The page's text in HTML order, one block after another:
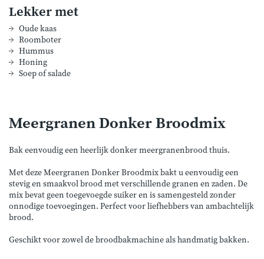
Lekker met
Oude kaas
Roomboter
Hummus
Honing
Soep of salade
Meergranen Donker Broodmix
Bak eenvoudig een heerlijk donker meergranenbrood thuis.
Met deze Meergranen Donker Broodmix bakt u eenvoudig een
stevig en smaakvol brood met verschillende granen en zaden. De
mix bevat geen toegevoegde suiker en is samengesteld zonder
onnodige toevoegingen. Perfect voor liefhebbers van ambachtelijk
brood.
Geschikt voor zowel de broodbakmachine als handmatig bakken.